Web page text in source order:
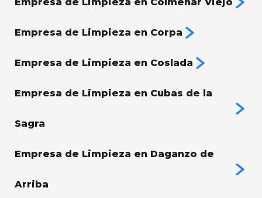
Empresa de Limpieza en Colmenar Viejo
Empresa de Limpieza en Corpa
Empresa de Limpieza en Coslada
Empresa de Limpieza en Cubas de la
Sagra
Empresa de Limpieza en Daganzo de
Arriba